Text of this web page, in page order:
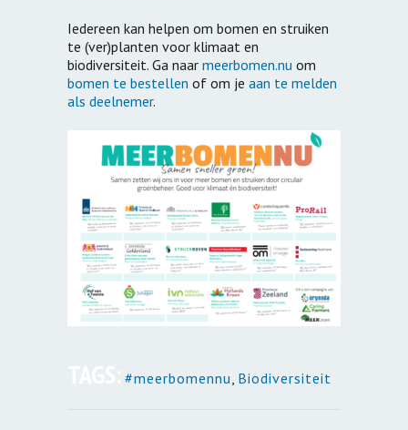
Iedereen kan helpen om bomen en struiken
te (ver)planten voor klimaat en
biodiversiteit. Ga naar meerbomen.nu om
bomen te bestellen of om je aan te melden
als deelnemer.
#meerbomennu, Biodiversiteit